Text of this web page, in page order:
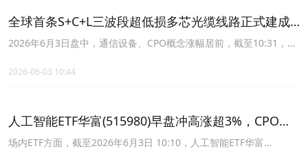
全球首条S+C+L三波段超低损多芯光缆线路正式建成
开通，通信ETF嘉实(159695)布局AI变革下的光通信投
2026年6月3日盘中，通信设备、CPO概念涨幅居前，截至10:31，国
上涨11.86%，移远通信涨停，长飞光纤，亨通光电等个股跟涨。
2026-06-03 10:44
人工智能ETF华富(515980)早盘冲高涨超3%，CPO概
念盘中活跃，AI算力催化下光模块需求预期加速明朗
场内ETF方面，截至2026年6月3日 10:10，人工智能ETF华富